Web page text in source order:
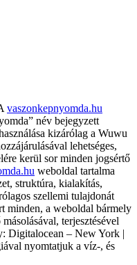
vaszonkepnyomda.hu
név bejegyzett
kizárólag a Wuwu
lehetséges,
kerül sor minden jogsértő
weboldal tartalma
struktúra, kialakítás,
szellemi tulajdonát
minden, a weboldal bármely
terjesztésével
Digitalocean – New York |
nyomtatjuk a víz-, és